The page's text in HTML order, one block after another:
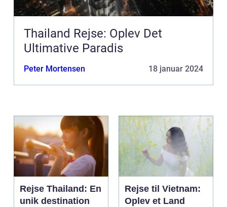
Thailand Rejse: Oplev Det
Ultimative Paradis
Peter Mortensen 18 januar 2024
Rejse Thailand: En
unik destination
Rejse til Vietnam:
Oplev et Land